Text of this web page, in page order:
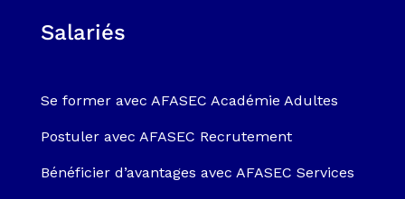
Salariés
Se former avec AFASEC Académie Adultes
Postuler avec AFASEC Recrutement
Bénéficier d’avantages avec AFASEC Services